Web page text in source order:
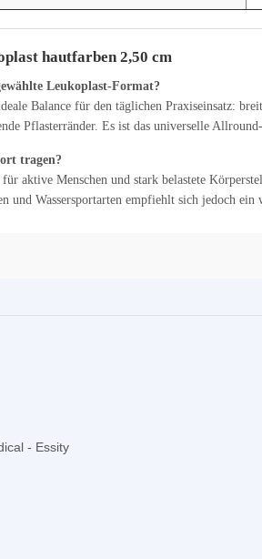
hautfarben 2,50 cm
Leukoplast-Format?
Balance für den täglichen Praxiseinsatz:
Pflasterränder. Es ist das universelle
tragen?
aktive Menschen und stark belastete
und Wassersportarten empfiehlt sich jedoch
- Essity